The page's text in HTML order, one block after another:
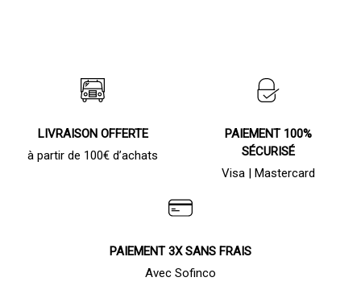
LIVRAISON OFFERTE
à partir de 100€ d’achats
PAIEMENT 100%
SÉCURISÉ
Visa | Mastercard
PAIEMENT 3X SANS FRAIS
Avec Sofinco